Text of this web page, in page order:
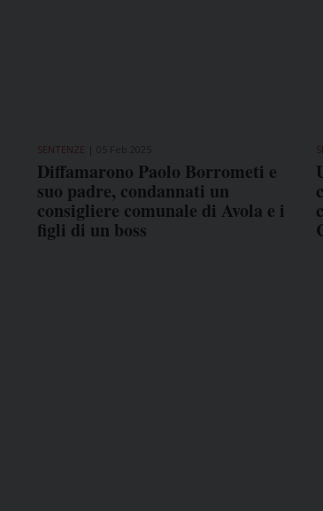
SENTENZE
Diffamarono Paolo Borrometi e
suo padre, condannati un
consigliere comunale di Avola e i
figli di un boss